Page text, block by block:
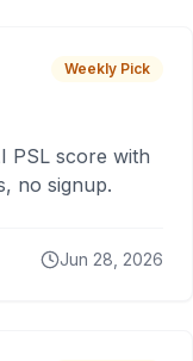
Weekly Pick
PSL score with
no signup.
Jun 28, 2026